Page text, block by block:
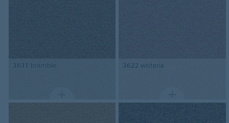
3631 bramble 3622 wisteria